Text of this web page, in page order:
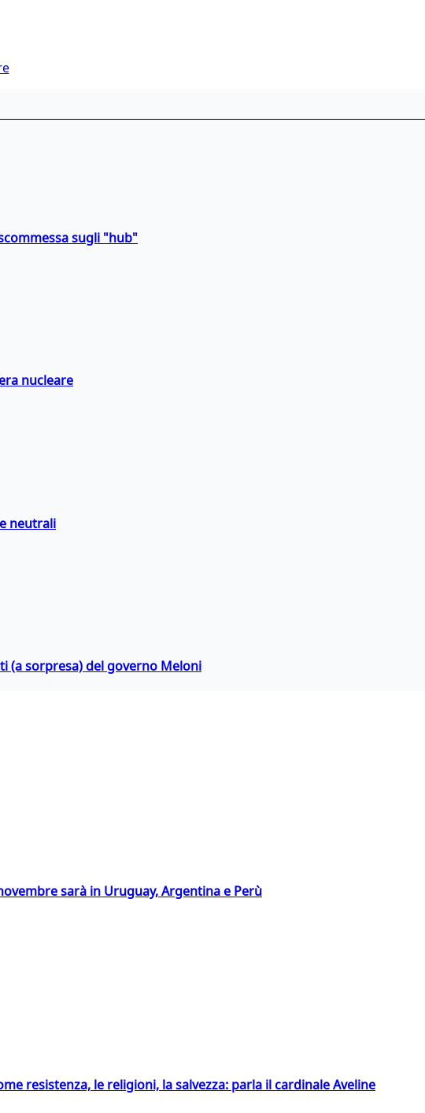
sugli "hub"
nucleare
neutrali
(a sorpresa) del governo Meloni
sarà in Uruguay, Argentina e Perù
resistenza, le religioni, la salvezza: parla il cardinale Aveline